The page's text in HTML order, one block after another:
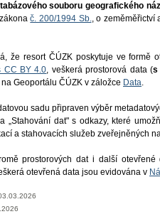
souboru geografického
č. 200/1994 Sb., o zeměměřictví
že resort ČÚZK poskytuje ve formě
CC BY 4.0, veškerá prostorová data (s
Geoportálu ČÚZK v záložce Data.
sadu připraven výběr
„Stahování dat" s odkazy, které
a stahovacích služeb zveřejněných
prostorových dat i další
otevřená data jsou evidována v